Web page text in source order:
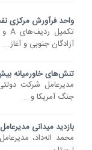
واحد فرآورش مرکزی
آزادگان جنوبی و آغاز...
تنش‌های خاورمیانه بیش از 2 میلیارد بشکه
مدیرعامل شرکت
جنگ آمریکا و...
بازدید میدانی
محمد اله‌داد،